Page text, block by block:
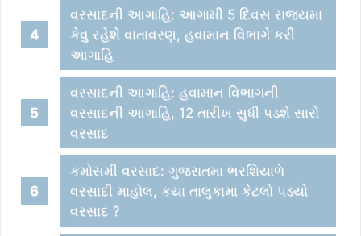
વરસાદની આગાહિ: આગામી 5 દિવસ રાજયમા
કેવુ રહેશે વાતાવરણ, હવામાન વિભાગે કરી
આગાહિ
વરસાદની આગાહિ: હવામાન વિભાગની
વરસાદની આગાહિ, 12 તારીખ સુધી પડશે સારો
વરસાદ
કમોસમી વરસાદ: ગુજરાતમા ભરશિયાળે
વરસાદી માહોલ, કયા તાલુકામા કેટલો પડયો
વરસાદ ?